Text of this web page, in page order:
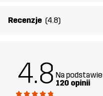
Waga
Zrównoważony
Recenzje (4.8)
4.8 Na podstawie
120 opinii